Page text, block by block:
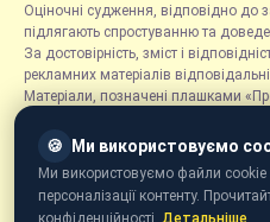
Оціночні судження, відповідно до
підлягають спростуванню та
За достовірність, зміст і
рекламних матеріалів
Матеріали, позначені плашками
розміщуються на правах реклами.
Рубрика «Новини компаній» є
новини, повідомлення та
компаній, і ґрунтується на
🍪 Ми використовуємо
Ми використовуємо файли cookie
персоналізації контенту.
конфіденційності. Детальніше